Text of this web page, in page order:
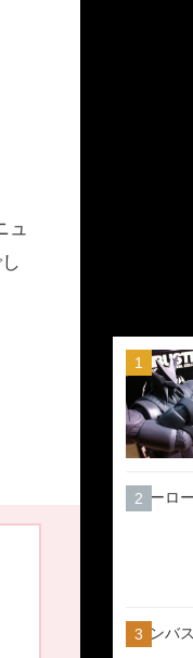
ュ
ヒーロ
ガンバ